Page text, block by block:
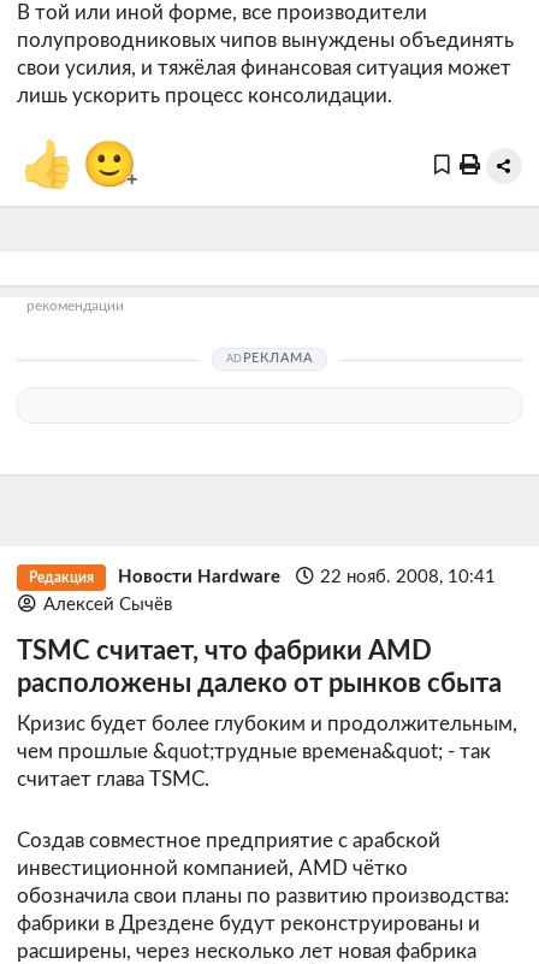
В той или иной форме, все производители
полупроводниковых чипов вынуждены объединять
свои усилия, и тяжёлая финансовая ситуация может
лишь ускорить процесс консолидации.
👍 🙂+
рекомендации
РЕКЛАМА
Редакция Новости Hardware
22 нояб. 2008, 10:41
Алексей Сычёв
TSMC считает, что фабрики AMD
расположены далеко от рынков сбыта
Кризис будет более глубоким и продолжительным,
чем прошлые &quot;трудные времена&quot; - так
считает глава TSMC.
Создав совместное предприятие с арабской
инвестиционной компанией, AMD чётко
обозначила свои планы по развитию производства:
фабрики в Дрездене будут реконструированы и
расширены, через несколько лет новая фабрика